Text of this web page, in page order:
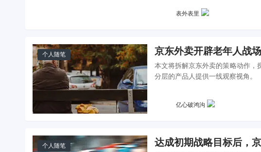
表外表里
个人随笔 京东外卖开辟老年人战
本文将拆解京东外卖的策略动作，
分层的产品人提供一线观察视角。
亿心破鸿沟
个人随笔 达成初期战略目标后，